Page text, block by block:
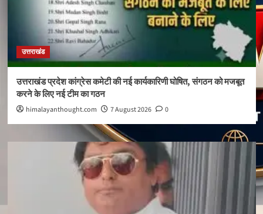
उत्तराखंड
उत्तराखंड प्रदेश कांग्रेस कमेटी की नई कार्यकारिणी घोषित, संगठन को मजबूत
करने के लिए नई टीम का गठन
himalayanthought.com 7 August 2026 0